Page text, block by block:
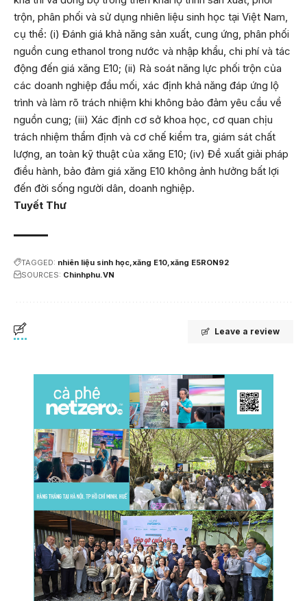
trộn, phân phối và sử dụng nhiên liệu sinh học tại Việt Nam,
cụ thể: (i) Đánh giá khả năng sản xuất, cung ứng, phân phối
nguồn cung ethanol trong nước và nhập khẩu, chi phí và tác
động đến giá xăng E10; (ii) Rà soát năng lực phối trộn của
các doanh nghiệp đầu mối, xác định khả năng đáp ứng lộ
trình và làm rõ trách nhiệm khi không bảo đảm yêu cầu về
nguồn cung; (iii) Xác định cơ sở khoa học, cơ quan chịu
trách nhiệm thẩm định và cơ chế kiểm tra, giám sát chất
lượng, an toàn kỹ thuật của xăng E10; (iv) Đề xuất giải pháp
điều hành, bảo đảm giá xăng E10 không ảnh hưởng bất lợi
đến đời sống người dân, doanh nghiệp.
Tuyết Thư
TAGGED: nhiên liệu sinh học xăng E10 xăng E5RON92
SOURCES: Chinhphu.VN
Leave a review